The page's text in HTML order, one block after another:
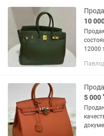
10
12000
5 000